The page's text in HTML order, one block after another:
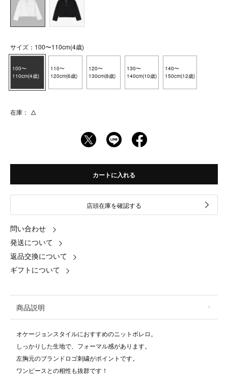
サイズ：100〜110cm(4歳)
100〜
110cm(4歳)
110〜
120cm(6歳)
120〜
130cm(8歳)
130〜
140cm(10歳)
140〜
150cm(12歳)
在庫： △
カートに入れる
店頭在庫を確認する
問い合わせ
発送について
返品交換について
ギフトについて
商品説明
オケージョンスタイルにおすすめのニットボレロ。
しっかりした生地で、フォーマル感があります。
左胸元のブランドロゴ刺繍がポイントです。
ワンピースとの相性も抜群です！